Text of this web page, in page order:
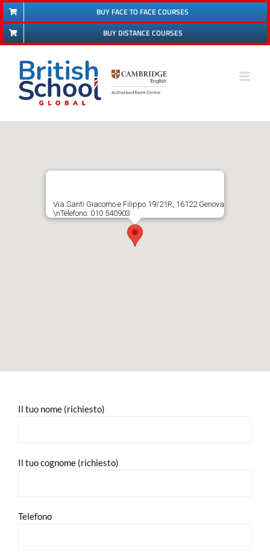
Salta
al
contenuto
BUY FACE TO FACE COURSES
BUY DISTANCE COURSES
Via Santi Giacomo e Filippo 19/21R, 16122 Genova
\nTelefono: 010 540903
Il tuo nome (richiesto)
Il tuo cognome (richiesto)
Telefono